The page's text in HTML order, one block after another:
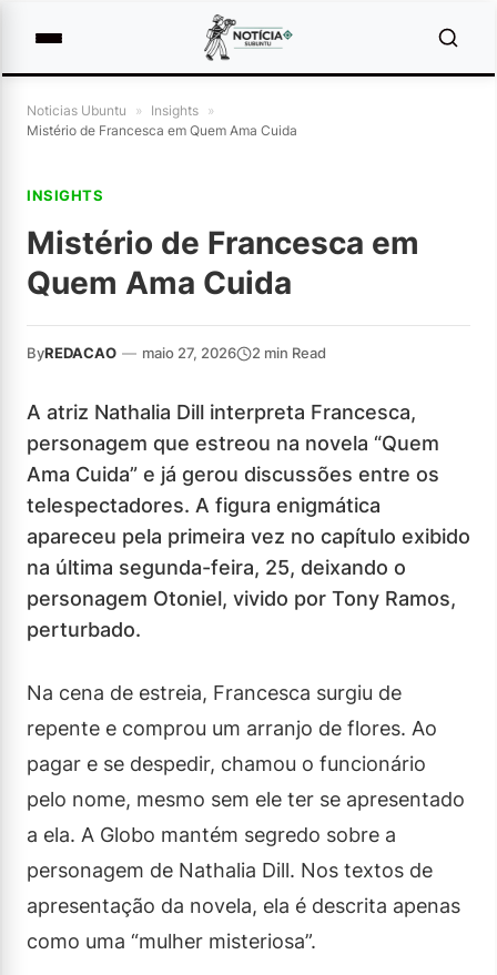
Noticias Ubuntu » Insights »
Mistério de Francesca em Quem Ama Cuida
INSIGHTS
Mistério de Francesca em
Quem Ama Cuida
ByREDACAO — maio 27, 2026 2 min Read
A atriz Nathalia Dill interpreta Francesca,
personagem que estreou na novela “Quem
Ama Cuida” e já gerou discussões entre os
telespectadores. A figura enigmática
apareceu pela primeira vez no capítulo exibido
na última segunda-feira, 25, deixando o
personagem Otoniel, vivido por Tony Ramos,
perturbado.
Na cena de estreia, Francesca surgiu de
repente e comprou um arranjo de flores. Ao
pagar e se despedir, chamou o funcionário
pelo nome, mesmo sem ele ter se apresentado
a ela. A Globo mantém segredo sobre a
personagem de Nathalia Dill. Nos textos de
apresentação da novela, ela é descrita apenas
como uma “mulher misteriosa”.